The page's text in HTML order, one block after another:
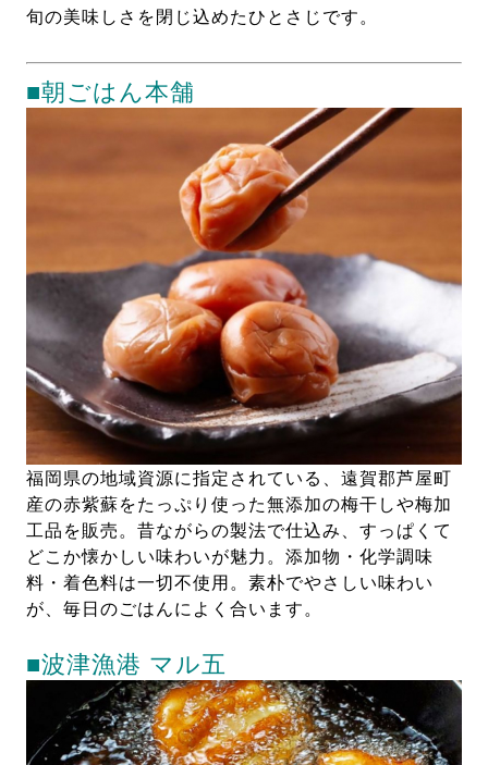
旬の美味しさを閉じ込めたひとさじです。
■朝ごはん本舗
福岡県の地域資源に指定されている、遠賀郡芦屋町
産の赤紫蘇をたっぷり使った無添加の梅干しや梅加
工品を販売。昔ながらの製法で仕込み、すっぱくて
どこか懐かしい味わいが魅力。添加物・化学調味
料・着色料は一切不使用。素朴でやさしい味わい
が、毎日のごはんによく合います。
■波津漁港 マル五